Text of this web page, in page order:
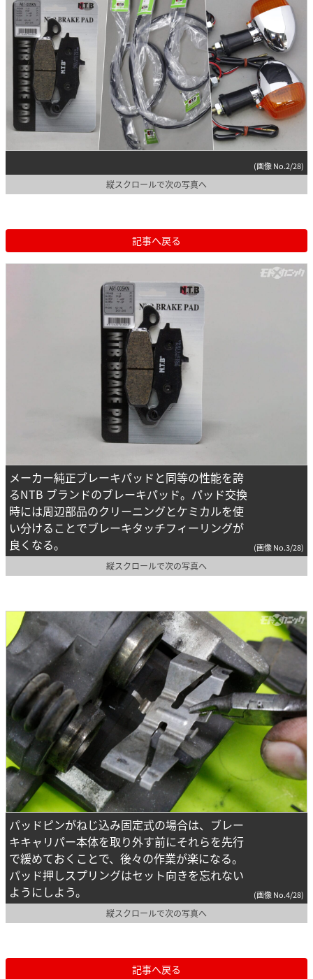
(画像 No.2/28)
縦スクロールで次の写真へ
記事へ戻る
メーカー純正ブレーキパッドと同等の性能を誇
るNTB ブランドのブレーキパッド。パッド交換
時には周辺部品のクリーニングとケミカルを使
い分けることでブレーキタッチフィーリングが
良くなる。
(画像 No.3/28)
縦スクロールで次の写真へ
パッドピンがねじ込み固定式の場合は、ブレー
キキャリパー本体を取り外す前にそれらを先行
で緩めておくことで、後々の作業が楽になる。
パッド押しスプリングはセット向きを忘れない
ようにしよう。
(画像 No.4/28)
縦スクロールで次の写真へ
記事へ戻る